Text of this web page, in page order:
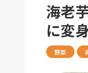
海老
に変
野菜